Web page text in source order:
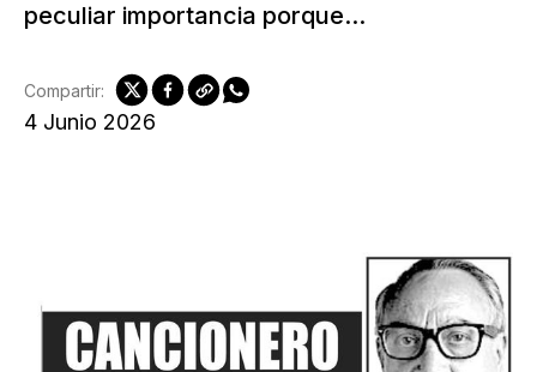
peculiar importancia porque...
4 Junio 2026
Compartir: